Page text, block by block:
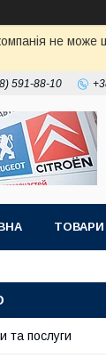
не може
591-88-10
та послуги